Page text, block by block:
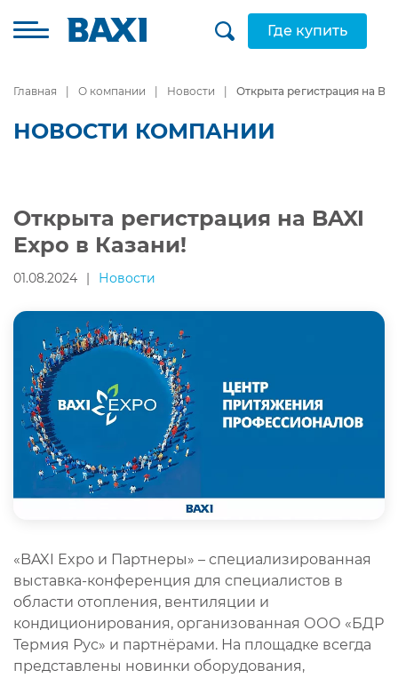
Где купить
Главная О компании Новости Открыта регистрация на
НОВОСТИ КОМПАНИИ
Открыта регистрация на BAXI
Expo в Казани!
01.08.2024 | Новости
«BAXI Expo и Партнеры» – специализированная
выставка-конференция для специалистов в
области отопления, вентиляции и
кондиционирования, организованная ООО «БДР
Термия Рус» и партнёрами. На площадке всегда
представлены новинки оборудования,